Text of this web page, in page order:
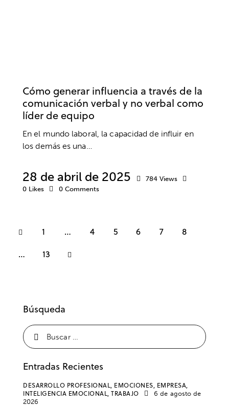
Cómo generar influencia a través de la
comunicación verbal y no verbal como
líder de equipo
En el mundo laboral, la capacidad de influir en
los demás es una…
28 de abril de 2025 784 Views
0 Likes 0 Comments
1 … 4 5 6 7
8
…
13
>
Búsqueda
Entradas Recientes
DESARROLLO PROFESIONAL, EMOCIONES, EMPRESA,
INTELIGENCIA EMOCIONAL, TRABAJO
6 de agosto de
2026